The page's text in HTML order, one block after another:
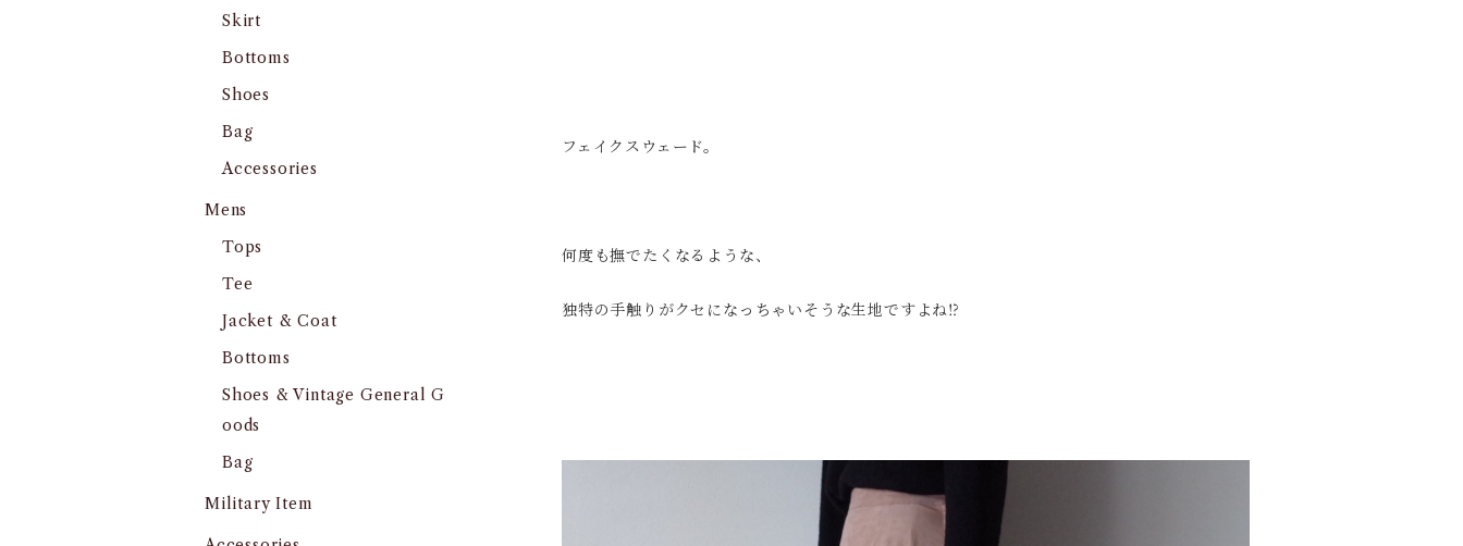
フェイクスウェード。
何度も撫でたくなるような、
独特の手触りがクセになっちゃいそうな生地ですよね⁉︎
Skirt
Bottoms
Shoes
Bag
Accessories
Mens
Tops
Tee
Jacket & Coat
Bottoms
Shoes & Vintage General G
oods
Bag
Military Item